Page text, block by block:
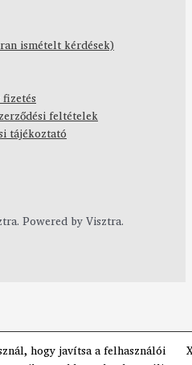
ismételt kérdések)
feltételek
tájékoztató
Powered by Visztra.
hogy javítsa a felhasználói